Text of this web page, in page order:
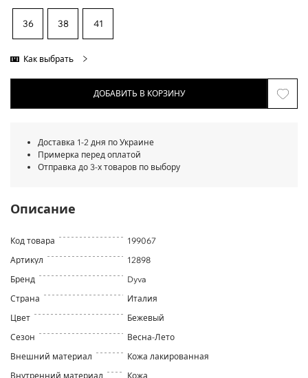
36 38 41
Как выбрать
ДОБАВИТЬ В КОРЗИНУ
Доставка 1-2 дня по Украине
Примерка перед оплатой
Отправка до 3-х товаров по выбору
Описание
Код товара
199067
Артикул
12898
Бренд
Dyva
Страна
Италия
Цвет
Бежевый
Сезон
Весна-Лето
Внешний материал
Кожа лакированная
Внутренний материал
Кожа